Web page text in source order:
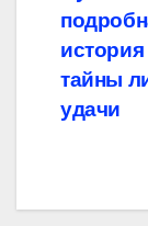
тайны
удачи